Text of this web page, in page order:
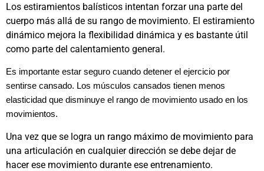
Los estiramientos balísticos intentan forzar una parte del
cuerpo más allá de su rango de movimiento. El estiramiento
dinámico mejora la flexibilidad dinámica y es bastante útil
como parte del calentamiento general.
Es importante estar seguro cuando detener el ejercicio por
sentirse cansado. Los músculos cansados tienen menos
elasticidad que disminuye el rango de movimiento usado en los
movimientos.
Una vez que se logra un rango máximo de movimiento para
una articulación en cualquier dirección se debe dejar de
hacer ese movimiento durante ese entrenamiento.